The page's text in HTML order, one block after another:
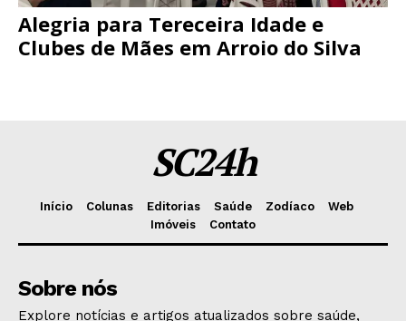
Alegria para Tereceira Idade e
Clubes de Mães em Arroio do Silva
SC24h
Início Colunas Editorias Saúde Zodíaco
Web
Imóveis
Contato
Sobre nós
Explore notícias e artigos atualizados sobre saúde,